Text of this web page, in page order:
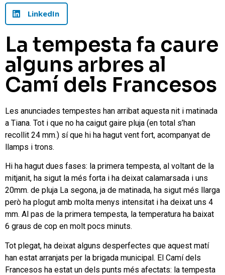
LinkedIn
La tempesta fa caure
alguns arbres al
Camí dels Francesos
Les anunciades tempestes han arribat aquesta nit i matinada
a Tiana. Tot i que no ha caigut gaire pluja (en total s’han
recollit 24 mm.) sí que hi ha hagut vent fort, acompanyat de
llamps i trons.
Hi ha hagut dues fases: la primera tempesta, al voltant de la
mitjanit, ha sigut la més forta i ha deixat calamarsada i uns
20mm. de pluja La segona, ja de matinada, ha sigut més llarga
però ha plogut amb molta menys intensitat i ha deixat uns 4
mm. Al pas de la primera tempesta, la temperatura ha baixat
6 graus de cop en molt pocs minuts.
Tot plegat, ha deixat alguns desperfectes que aquest matí
han estat arranjats per la brigada municipal. El Camí dels
Francesos ha estat un dels punts més afectats: la tempesta